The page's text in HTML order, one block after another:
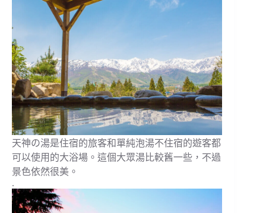
天神の湯是住宿的旅客和單純泡湯不住宿的遊客都
可以使用的大浴場。這個大眾湯比較舊一些，不過
景色依然很美。
.